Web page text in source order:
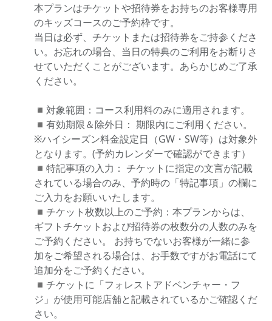
本プランはチケットや招待券をお持ちのお客様専用
のキッズコースのご予約枠です。
当日は必ず、チケットまたは招待券をご持参くださ
い。お忘れの場合、当日の特典のご利用をお断りさ
せていただくことがございます。あらかじめご了承
ください。
◾️対象範囲：コース利用料のみに適用されます。
◾️有効期限＆除外日： 期限内にご利用ください。
※ハイシーズン料金設定日（GW・SW等）は対象外
となります。(予約カレンダーで確認ができます）
◾️特記事項の入力： チケットに指定の文言が記載
されている場合のみ、予約時の「特記事項」の欄に
ご入力をお願いいたします。
◾️チケット枚数以上のご予約：本プランからは、
ギフトチケットおよび招待券の枚数分の人数のみを
ご予約ください。 お持ちでないお客様が一緒に参
加をご希望される場合は、お手数ですがお電話にて
追加分をご予約ください。
◾️チケットに「フォレストアドベンチャー・フ
ジ」が使用可能店舗と記載されているかご確認くだ
さい。